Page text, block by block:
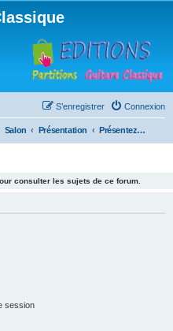
Connexion
S’enregistrer
Salon Présentation Présentez-nous
consulter les sujets de ce forum.
session